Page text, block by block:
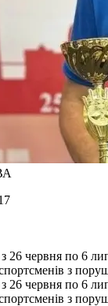
26 червня по 6
з
26 червня по 6
з